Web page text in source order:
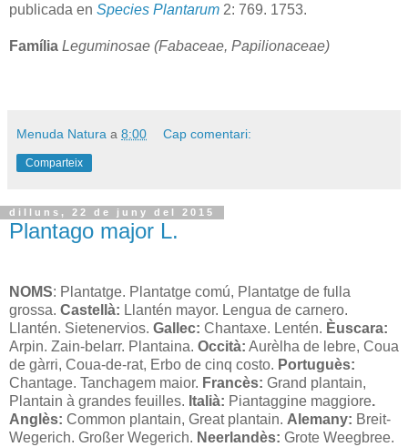
publicada en Species Plantarum 2: 769. 1753.
Família Leguminosae (Fabaceae, Papilionaceae)
Menuda Natura a 8:00 Cap comentari:
Comparteix
dilluns, 22 de juny del 2015
Plantago major L.
NOMS: Plantatge. Plantatge comú, Plantatge de fulla
grossa. Castellà: Llantén mayor. Lengua de carnero.
Llantén. Sietenervios. Gallec: Chantaxe. Lentén. Èuscara:
Arpin. Zain-belarr. Plantaina. Occità: Aurèlha de lebre, Coua
de gàrri, Coua-de-rat, Erbo de cinq costo. Portuguès:
Chantage. Tanchagem maior. Francès: Grand plantain,
Plantain à grandes feuilles. Italià: Piantaggine maggiore.
Anglès: Common plantain, Great plantain. Alemany: Breit-
Wegerich. Großer Wegerich. Neerlandès: Grote Weegbree.